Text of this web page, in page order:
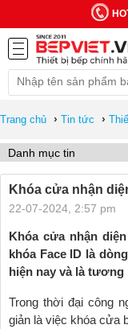
Trang chủ › Tin tức ›
Khóa cửa nhận
22-07-2024, 2:57 pm
Khóa cửa nhận
khóa Face ID là
hiện nay và là tương
Trong thời đại công
giản là việc khóa cửa